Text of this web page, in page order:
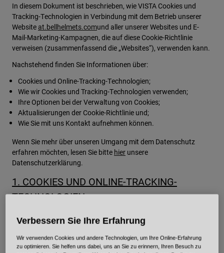
Adventure
Retro
Alle Artikel anzeigen
BMX
Ersatzteile
In diesem Dokument ist beschrieben, wie VISTA Cookies und
Tracking-Technologien in Verbindung mit dem Betrieb unserer
Websiteat.bellhelmets.comund aller unserer Websites und E-
Mail-Marketing-Kampagnen, die auf diese Cookie-Richtlinie
verweisen (zusammenfassend die „Websites“), verwenden kann.
Nachstehend finden Sie Informationen über:
Cookies und Online-Tracking-Technologien;
Wie wir Cookies und Tracking-Technologien verwenden;
Ihre Optionen bei der Verwaltung von Cookies;
Aktualisierungen der Cookie-Richtlinie und;
Wie Sie mit uns Kontakt aufnehmen können.
Wenn Sie mehr über unseren Umgang mit dem Datenschutz
erfahren möchten, lesen Sie bitte hier unsere
Datenschutzerklärung.
1. COOKIES UND ONLINE-TRACKING-
TECHNOLOGIEN
Ein Webbrowser-Cookie ist eine kleine Textdatei, die von einer
Website an Ihren Computer oder Ihr Mobilgerät gesendet und
dort von Ihrem Webbrowser gespeichert wird. Webbrowser-
Verbessern Sie Ihre Erfahrung
Wir verwenden Cookies und andere Technologien, um Ihre Online-Erfahrung
zu optimieren. Sie helfen uns dabei, uns an Sie zu erinnern, Ihren Besuch zu